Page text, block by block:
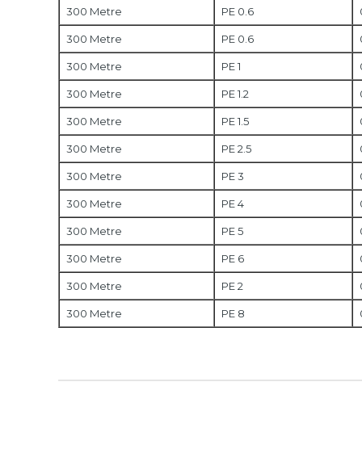
300 Metre PE 0.6
300 Metre PE 0.6
300 Metre PE 1
300 Metre PE 1.2
300 Metre PE 1.5
300 Metre PE 2.5
300 Metre PE 3
300 Metre PE 4
300 Metre PE 5
300 Metre PE 6
300 Metre PE 2
300 Metre PE 8